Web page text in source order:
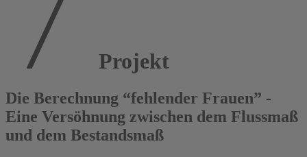
Projekt
Die Berechnung “fehlender Frauen” -
Eine Versöhnung zwischen dem Flussmaß
und dem Bestandsmaß